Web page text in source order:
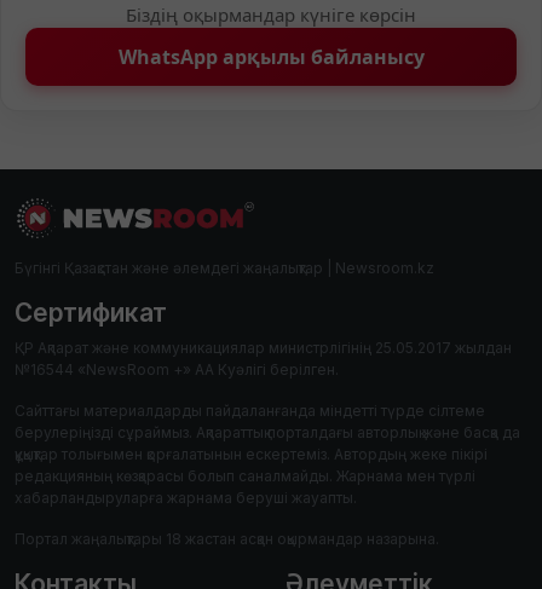
Біздің оқырмандар күніге көрсін
WhatsApp арқылы байланысу
Бүгінгі Қазақстан және әлемдегі жаңалықтар | Newsroom.kz
Сертификат
ҚР Ақпарат және коммуникациялар министрлігінің 25.05.2017 жылдан
№16544 «NewsRoom +» АА Куәлігі берілген.
Сайттағы материалдарды пайдаланғанда міндетті түрде сілтеме
берулеріңізді сұраймыз. Ақпараттық порталдағы авторлық және басқа да
құқықтар толығымен қорғалатынын ескертеміз. Автордың жеке пікірі
редакцияның көзқарасы болып саналмайды. Жарнама мен түрлі
хабарландыруларға жарнама беруші жауапты.
Портал жаңалықтары 18 жастан асқан оқырмандар назарына.